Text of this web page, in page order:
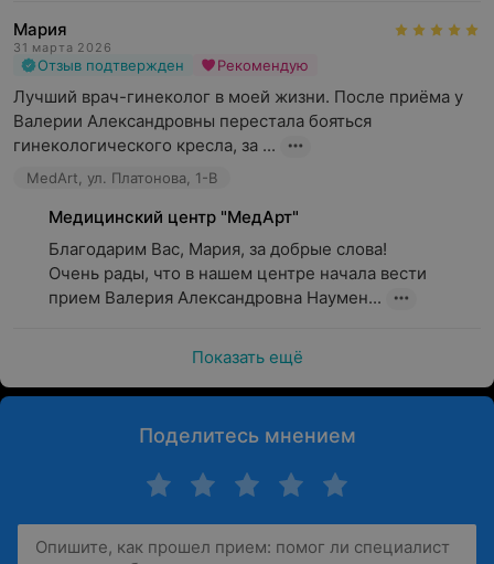
Мария
31 марта 2026
Отзыв подтвержден Рекомендую
Лучший врач-гинеколог в моей жизни. После приёма у
Валерии Александровны перестала бояться
гинекологического кресла, за ...
MedArt, ул. Платонова, 1-В
Медицинский центр "МедАрт"
Благодарим Вас, Мария, за добрые слова!
Очень рады, что в нашем центре начала вести
прием Валерия Александровна Наумен...
Показать ещё
Поделитесь мнением